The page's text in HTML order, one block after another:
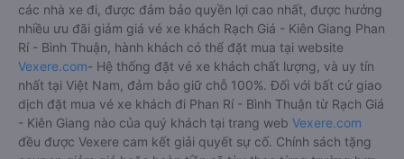
các nhà xe đi, được đảm bảo quyền lợi cao nhất, được hưởng
nhiều ưu đãi giảm giá vé xe khách Rạch Giá - Kiên Giang Phan
Rí - Bình Thuận, hành khách có thể đặt mua tại website
Vexere.com- Hệ thống đặt vé xe khách chất lượng, và uy tín
nhất tại Việt Nam, đảm bảo giữ chỗ 100%. Đối với bất cứ giao
dịch đặt mua vé xe khách đi Phan Rí - Bình Thuận từ Rạch Giá
- Kiên Giang nào của quý khách tại trang web Vexere.com
đều được Vexere cam kết giải quyết sự cố. Chính sách tặng